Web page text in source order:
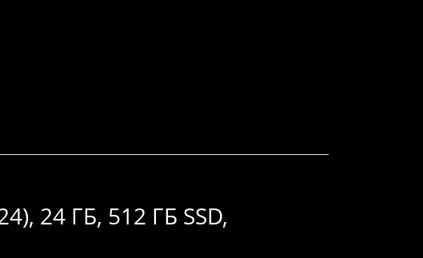
24 ГБ, 512 ГБ SSD,